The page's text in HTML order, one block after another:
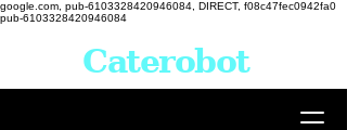
google.com, pub-6103328420946084, DIRECT, f08c47fec0942fa0
pub-6103328420946084
Caterobot